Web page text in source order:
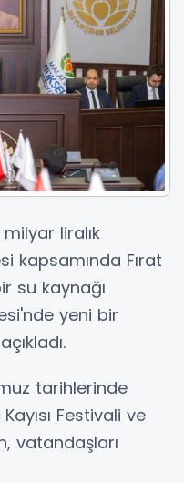
liralık
kapsamında Fırat
su kaynağı
yeni bir
tarihlerinde
Festivali ve
vatandaşları